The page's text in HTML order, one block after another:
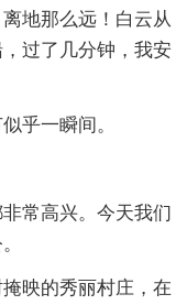
地那么远！白云从
过了几分钟，我安
乎一瞬间。
常高兴。今天我们
映的秀丽村庄，在